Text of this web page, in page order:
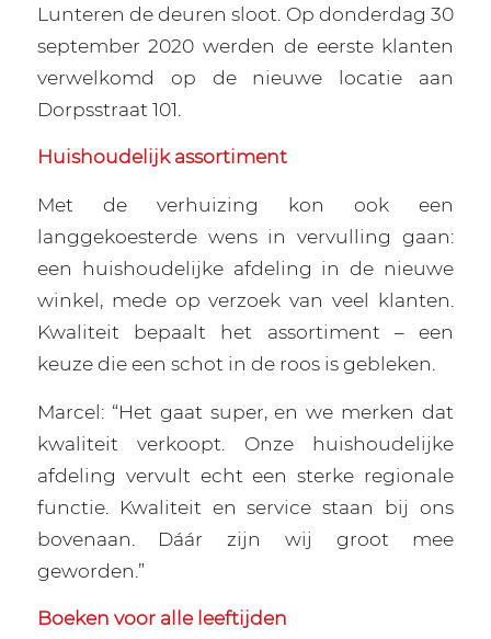
Lunteren de deuren sloot. Op donderdag 30
september 2020 werden de eerste klanten
verwelkomd op de nieuwe locatie aan
Dorpsstraat 101.
Huishoudelijk assortiment
Met de verhuizing kon ook een
langgekoesterde wens in vervulling gaan:
een huishoudelijke afdeling in de nieuwe
winkel, mede op verzoek van veel klanten.
Kwaliteit bepaalt het assortiment – een
keuze die een schot in de roos is gebleken.
Marcel: “Het gaat super, en we merken dat
kwaliteit verkoopt. Onze huishoudelijke
afdeling vervult echt een sterke regionale
functie. Kwaliteit en service staan bij ons
bovenaan. Dáár zijn wij groot mee
geworden.”
Boeken voor alle leeftijden